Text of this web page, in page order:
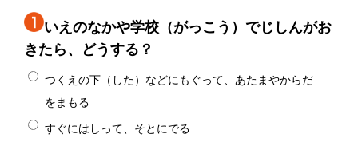
いえのなかや学校（がっこう）でじしんがお
きたら、どうする？
つくえの下（した）などにもぐって、あたまやからだ
をまもる
すぐにはしって、そとにでる